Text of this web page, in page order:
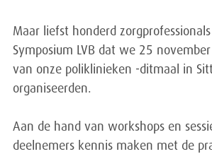
Maar liefst honderd
Symposium LVB dat we 25
van onze poliklinieken -ditmaal in
organiseerden.
Aan de hand van workshops en
deelnemers kennis maken met de